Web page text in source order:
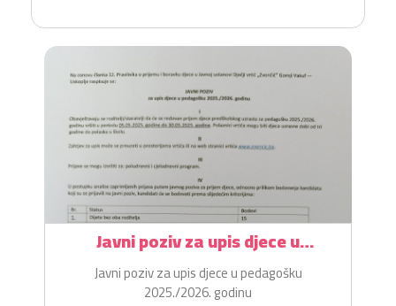
Javni poziv za upis djece u
pedagošku 2025./2026. godinu
Javni poziv za upis djece u pedagošku
2025./2026. godinu